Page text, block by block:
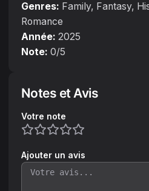
Genres: Family, Fantasy,
Romance
Année: 2025
Note: 0/5
Notes et Avis
Votre note
Ajouter un avis